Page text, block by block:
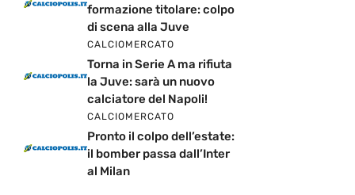
formazione titolare: colpo
di scena alla Juve
CALCIOMERCATO
Torna in Serie A ma rifiuta
la Juve: sarà un nuovo
calciatore del Napoli!
CALCIOMERCATO
Pronto il colpo dell’estate:
il bomber passa dall’Inter
al Milan